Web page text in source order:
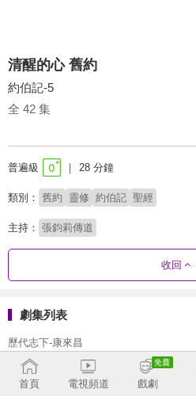
清醒的心 舊約
約伯記-5
全 42 集
普遍級 28 分鐘
類別： 舊約 靈修 約伯記 聖經
主持： 張鈞莉傳道
收回
劇集列表
歷代志下-康來昌
歷代志上-康來昌
首頁 電視頻道 戲劇